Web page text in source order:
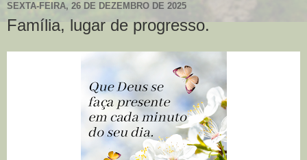
SEXTA-FEIRA, 26 DE DEZEMBRO DE 2025
Família, lugar de progresso.